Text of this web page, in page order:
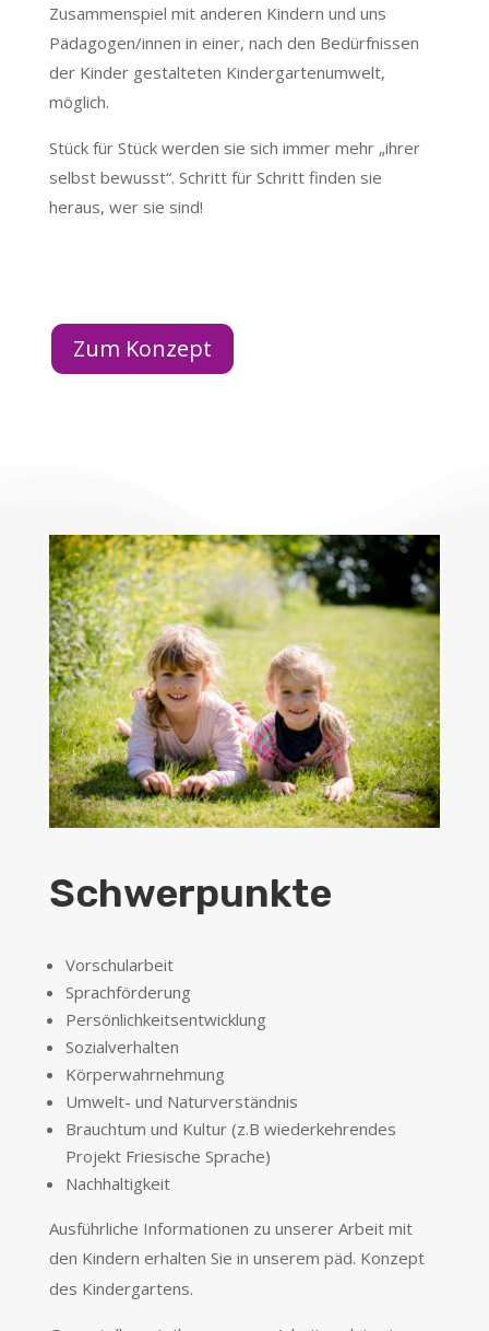
Zusammenspiel mit anderen Kindern und uns
Pädagogen/innen in einer, nach den Bedürfnissen
der Kinder gestalteten Kindergartenumwelt,
möglich.
Stück für Stück werden sie sich immer mehr „ihrer
selbst bewusst“. Schritt für Schritt finden sie
heraus, wer sie sind!
Zum Konzept
Schwerpunkte
Vorschularbeit
Sprachförderung
Persönlichkeitsentwicklung
Sozialverhalten
Körperwahrnehmung
Umwelt- und Naturverständnis
Brauchtum und Kultur (z.B wiederkehrendes
Projekt Friesische Sprache)
Nachhaltigkeit
Ausführliche Informationen zu unserer Arbeit mit
den Kindern erhalten Sie in unserem päd. Konzept
des Kindergartens.